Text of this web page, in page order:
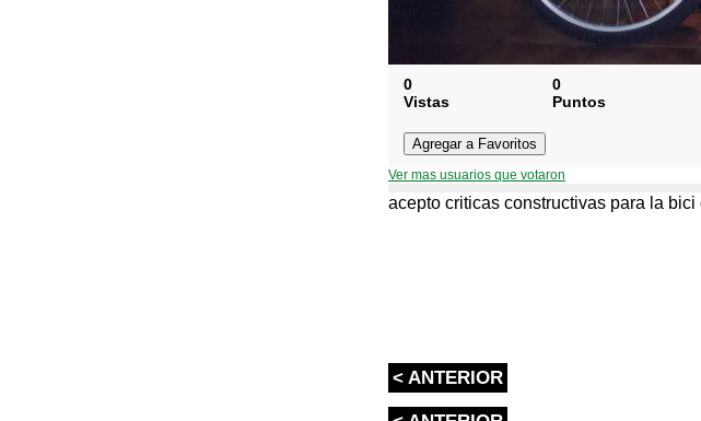
0
Vistas
0
Puntos
Ver mas usuarios que votaron
acepto criticas constructivas para la bici
< ANTERIOR